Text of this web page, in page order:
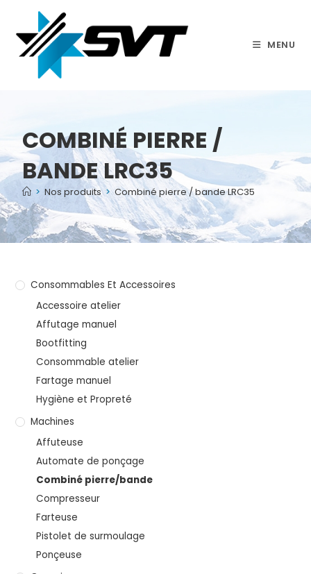
MENU
COMBINÉ PIERRE /
BANDE LRC35
> Nos produits > Combiné pierre / bande LRC35
Consommables Et Accessoires
Accessoire atelier
Affutage manuel
Bootfitting
Consommable atelier
Fartage manuel
Hygiène et Propreté
Machines
Affuteuse
Automate de ponçage
Combiné pierre/bande
Compresseur
Farteuse
Pistolet de surmoulage
Ponçeuse